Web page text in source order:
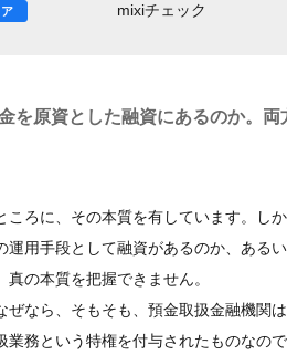
mixiチェック
を原資とした融資にあるのか。両
ろに、その本質を有しています。し
用手段として融資があるのか、ある
の本質を把握できません。
なら、そもそも、預金取扱金融機関
務という特権を付与されたものなの